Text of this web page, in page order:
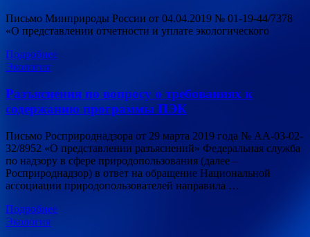
Письмо Минприроды России от 04.04.2019 № 01-19-44/7378
«О представлении отчетности и уплате экологического
Подробнее
Экология
Разъяснения по вопросу о требованиях к
содержанию программы ПЭК
Письмо Росприроднадзора от 29 марта 2019 года № АА-03-02-
32/8952 «О представлении разъяснений» Федеральная служба
по надзору в сфере природопользования (далее –
Росприроднадзор) в ответ на обращение Национальной
ассоциации природопользователей направила …
Подробнее
Экология